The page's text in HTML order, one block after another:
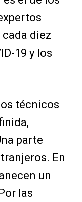
diez
19 y los
técnicos
parte
En
un
las